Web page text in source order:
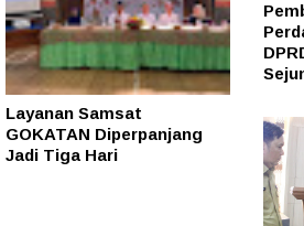
Layanan Samsat
GOKATAN Diperpanjang
Jadi Tiga Hari